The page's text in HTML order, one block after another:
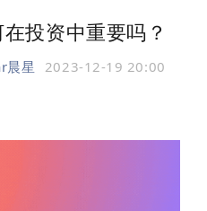
投资中重要吗？
晨星
2023-12-19 20:00